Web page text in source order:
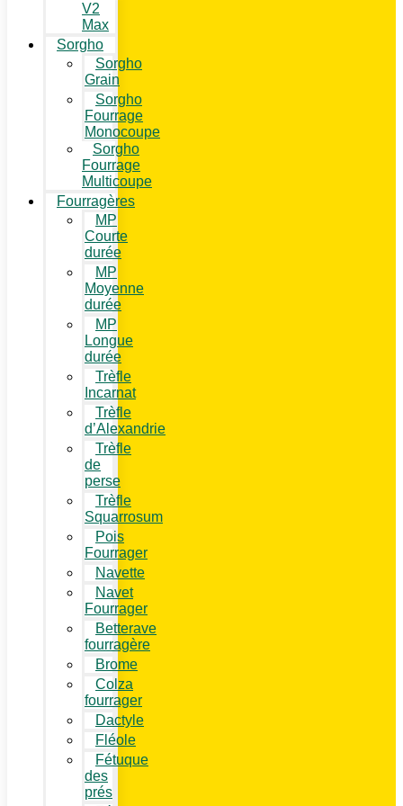
V2
Max
Sorgho
Sorgho
Grain
Sorgho
Fourrage
Monocoupe
Sorgho
Fourrage
Multicoupe
Fourragères
MP
Courte
durée
MP
Moyenne
durée
MP
Longue
durée
Trèfle
Incarnat
Trèfle
d’Alexandrie
Trèfle
de
perse
Trèfle
Squarrosum
Pois
Fourrager
Navette
Navet
Fourrager
Betterave
fourragère
Brome
Colza
fourrager
Dactyle
Fléole
Fétuque
des
prés